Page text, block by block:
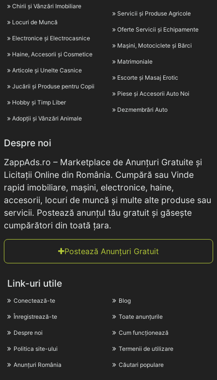
Chirii și Vânzări Imobiliare
Locuri de Muncă
Electronice și Electrocasnice
Haine, Accesorii și Cosmetice
Articole și Unelte Casnice
Jucării și Produse pentru Copii
Hobby și Timp Liber
Adopții și Vânzări Animale
Servicii și Produse Agricole
Oferte Servicii și Echipamente
Mașini, Motociclete și Bărci
Matrimoniale
Escorte și Masaj Erotic
Piese și Accesorii Auto Noi
Dezmembrări Auto
Despre noi
ZappAds.ro – Marketplace de Anunțuri Gratuite și
Licitații Online din România. Cumpără sau Vinde
rapid imobiliare, mașini, electronice, haine,
accesorii, locuri de muncă și multe alte produse sau
servicii. Postează anunțul tău gratuit și găsește
cumpărători din toată țara.
Postează Anunțuri Gratuit
Link-uri utile
Conectează-te
Înregistrează-te
Despre noi
Politica site-ului
Anunțuri România
Blog
Toate anunțurile
Cum funcționează
Termenii de utilizare
Căutari populare